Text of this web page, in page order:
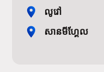
លូវៅ
សានមីហ្គែល